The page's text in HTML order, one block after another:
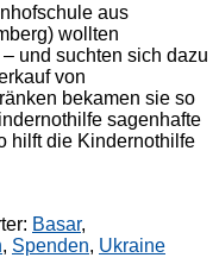
aus
wollten
und suchten sich dazu
von
bekamen sie so
sagenhafte
hilft die Kindernothilfe
Basar,
, Spenden, Ukraine